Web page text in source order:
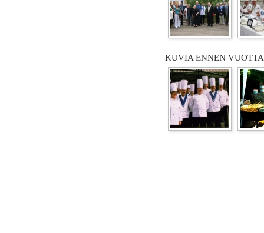
KUVIA ENNEN